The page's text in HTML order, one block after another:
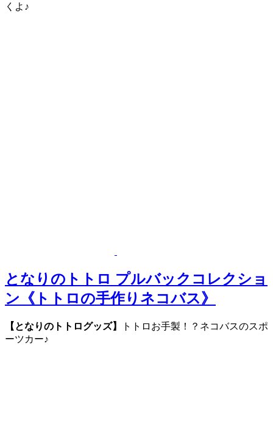
くよ♪
となりのトトロ プルバックコレクショ
ン《トトロの手作りネコバス》
【となりのトトログッズ】
トトロお手製！？ネコバスのスポ
ーツカー♪